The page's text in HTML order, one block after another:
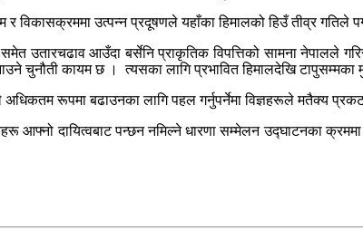
विकासक्रममा उत्पन्न प्रदूषणले यहाँका हिमालको हिउँ तीव्र गतिले
उतारचढाव आउँदा बर्सेनि प्राकृतिक विपत्तिको सामना नेपालले
चुनौती कायम छ । त्यसका लागि प्रभावित हिमालदेखि
रूपमा बढाउनका लागि पहल गर्नुपर्नेमा विज्ञहरूले मतैक्य
दायित्वबाट पन्छन नमिल्ने धारणा सम्मेलन उद्घाटनका